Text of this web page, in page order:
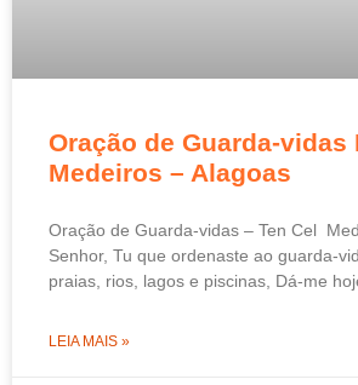
Oração de Guarda-vidas
Medeiros – Alagoas
Oração de Guarda-vidas – Ten Cel
Senhor, Tu que ordenaste ao guarda-
praias, rios, lagos e piscinas, Dá-me
LEIA MAIS »